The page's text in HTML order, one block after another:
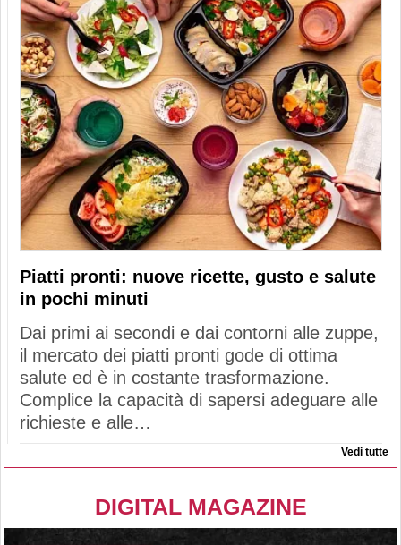
Piatti pronti: nuove ricette, gusto e salute
in pochi minuti
Dai primi ai secondi e dai contorni alle zuppe,
il mercato dei piatti pronti gode di ottima
salute ed è in costante trasformazione.
Complice la capacità di sapersi adeguare alle
richieste e alle…
Vedi tutte
DIGITAL MAGAZINE